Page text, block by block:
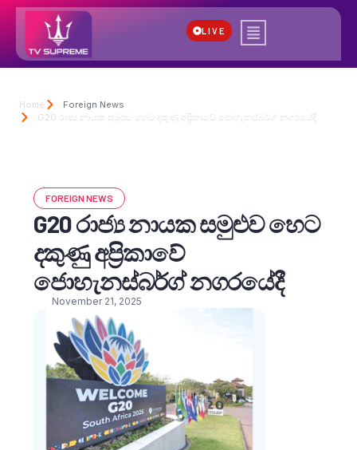
LIVE
Home
Foreign News
G20 රාජ්‍ය නායක සමුළුව හෙට දකුණු අප්‍රිකාවේ ජොහැනස්බර්ග් නගරයේදී
FOREIGN NEWS
G20 රාජ්‍ය නායක සමුළුව හෙට
දකුණු අප්‍රිකාවේ
ජොහැනස්බර්ග් නගරයේදී
November 21, 2025